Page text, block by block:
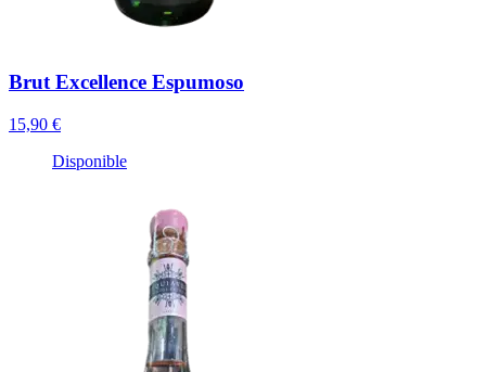
Brut Excellence Espumoso
15,90 €
Disponible